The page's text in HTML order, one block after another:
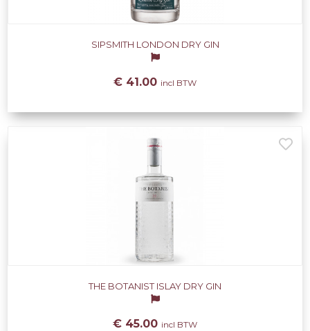
SIPSMITH LONDON DRY GIN
€ 41.00 incl BTW
THE BOTANIST ISLAY DRY GIN
€ 45.00 incl BTW